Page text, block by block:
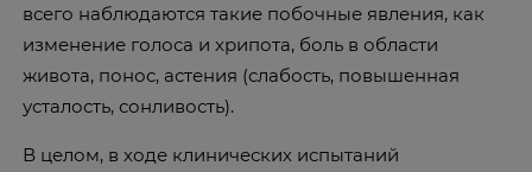
всего наблюдаются такие побочные явления, как
изменение голоса и хрипота, боль в области
живота, понос, астения (слабость, повышенная
усталость, сонливость).
В целом, в ходе клинических испытаний